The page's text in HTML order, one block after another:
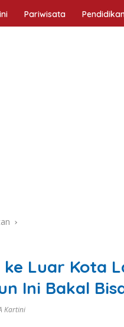
Pariwisata
ke Luar Kota
Ini Bakal
Kartini